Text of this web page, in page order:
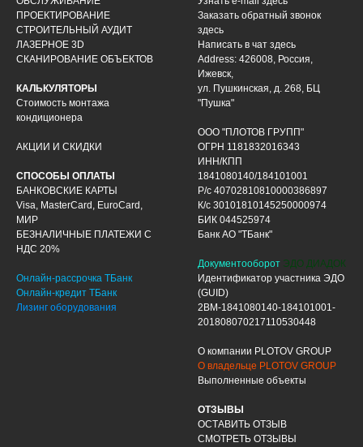
ПРОЕКТИРОВАНИЕ
СТРОИТЕЛЬНЫЙ АУДИТ
ЛАЗЕРНОЕ 3D
СКАНИРОВАНИЕ ОБЪЕКТОВ
КАЛЬКУЛЯТОРЫ
Стоимость монтажа
кондиционера
АКЦИИ И СКИДКИ
СПОСОБЫ ОПЛАТЫ
БАНКОВСКИЕ КАРТЫ
Visa, MasterCard, EuroCard,
МИР
БЕЗНАЛИЧНЫЕ ПЛАТЕЖИ С
НДС 20%
Онлайн-рассрочка ТБанк
Онлайн-кредит ТБанк
Лизинг оборудования
Заказать обратный звонок
здесь
Написать в чат здесь
Address: 426008, Россия,
Ижевск,
ул. Пушкинская, д. 268, БЦ
"Пушка"
ООО "ПЛОТОВ ГРУПП"
ОГРН 1181832016343
ИНН/КПП
1841080140/184101001
Р/с 40702810810000386897
К/с 30101810145250000974
БИК 044525974
Банк АО "ТБанк"
Документооборот ЭДО ДИАДОК
Идентификатор участника ЭДО
(GUID)
2BM-1841080140-184101001-
201808070217110530448
О компании PLOTOV GROUP
О владельце PLOTOV GROUP
Выполненные объекты
ОТЗЫВЫ
ОСТАВИТЬ ОТЗЫВ
СМОТРЕТЬ ОТЗЫВЫ